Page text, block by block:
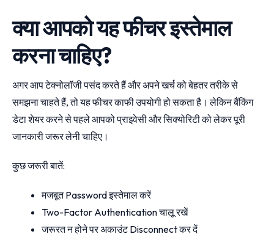
क्या आपको यह फीचर इस्तेमाल
करना चाहिए?
अगर आप टेक्नोलॉजी पसंद करते हैं और अपने खर्च को बेहतर तरीके से
समझना चाहते हैं, तो यह फीचर काफी उपयोगी हो सकता है। लेकिन बैंकिंग
डेटा शेयर करने से पहले आपको प्राइवेसी और सिक्योरिटी को लेकर पूरी
जानकारी जरूर लेनी चाहिए।
कुछ जरूरी बातें:
मजबूत Password इस्तेमाल करें
Two-Factor Authentication चालू रखें
जरूरत न होने पर अकाउंट Disconnect कर दें